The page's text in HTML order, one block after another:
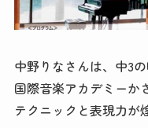
中野りなさんは、中3
国際音楽アカデミーか
テクニックと表現力が